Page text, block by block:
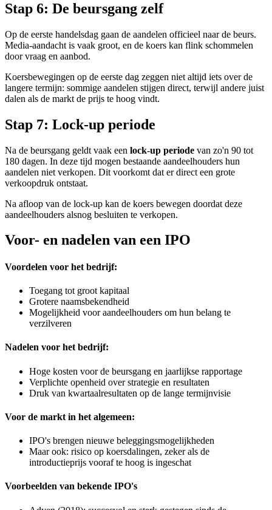
Stap 6: De beursgang zelf
Op de eerste handelsdag gaan de aandelen officieel naar de beurs.
Media-aandacht is vaak groot, en de koers kan flink schommelen
door vraag en aanbod.
Koersbewegingen op de eerste dag zeggen niet altijd iets over de
langere termijn: sommige aandelen stijgen direct, terwijl andere juist
dalen als de markt de prijs te hoog vindt.
Stap 7: Lock-up periode
Na de beursgang geldt vaak een lock-up periode van zo'n 90 tot
180 dagen. In deze tijd mogen bestaande aandeelhouders hun
aandelen niet verkopen. Dit voorkomt dat er direct een grote
verkoopdruk ontstaat.
Na afloop van de lock-up kan de koers bewegen doordat deze
aandeelhouders alsnog besluiten te verkopen.
Voor- en nadelen van een IPO
Voordelen voor het bedrijf:
Toegang tot groot kapitaal
Grotere naamsbekendheid
Mogelijkheid voor aandeelhouders om hun belang te
verzilveren
Nadelen voor het bedrijf:
Hoge kosten voor de beursgang en jaarlijkse rapportage
Verplichte openheid over strategie en resultaten
Druk van kwartaalresultaten op de lange termijnvisie
Voor de markt in het algemeen:
IPO's brengen nieuwe beleggingsmogelijkheden
Maar ook: risico op koersdalingen, zeker als de
introductieprijs vooraf te hoog is ingeschat
Voorbeelden van bekende IPO's